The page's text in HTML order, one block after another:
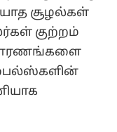
சூழல்கள்
குற்றம்